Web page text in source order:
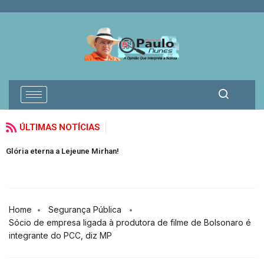
ÚLTIMAS NOTÍCIAS
Glória eterna a Lejeune Mirhan!
Home
Segurança Pública
Sócio de empresa ligada à produtora de filme de Bolsonaro é
integrante do PCC, diz MP